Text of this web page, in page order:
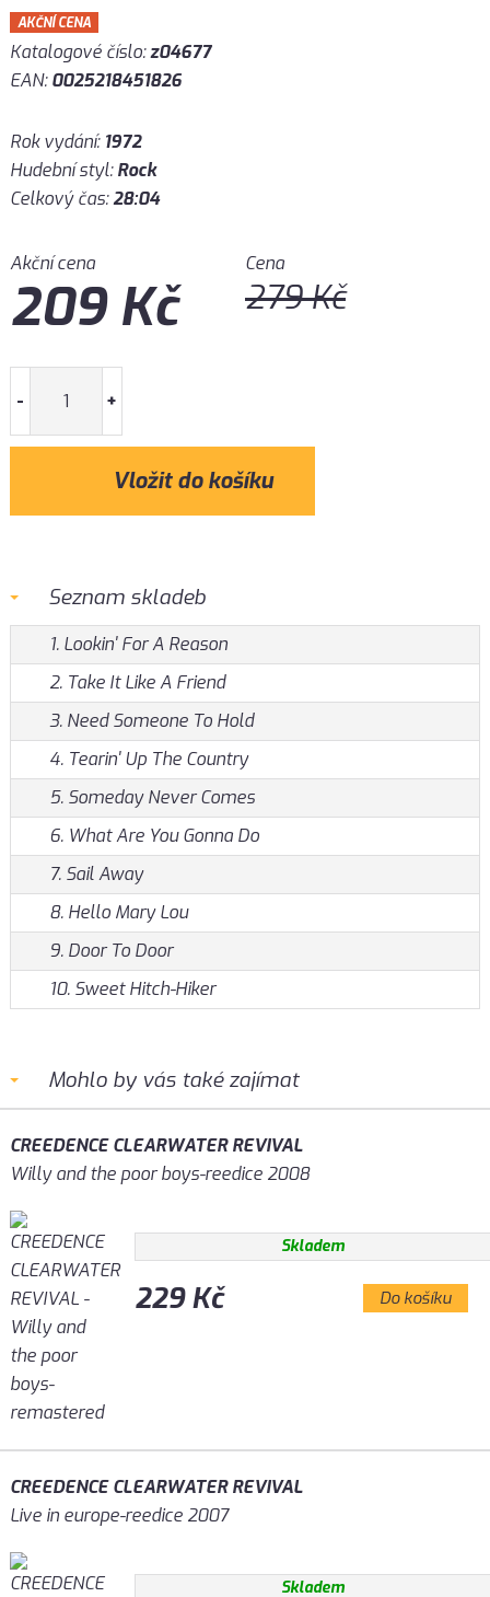
AKČNÍ CENA
Katalogové číslo:z04677
EAN:0025218451826
Rok vydání: 1972
Hudební styl:Rock
Celkový čas:28:04
Akční cena
209Kč
Cena
279Kč
- +
Seznam skladeb
1. Lookin' For A Reason
2. Take It Like A Friend
3. Need Someone To Hold
4. Tearin' Up The Country
5. Someday Never Comes
6. What Are You Gonna Do
7. Sail Away
8. Hello Mary Lou
9. Door To Door
10. Sweet Hitch-Hiker
Mohlo by vás také zajímat
CREEDENCE CLEARWATER REVIVAL
Willy and the poor boys-reedice 2008
Skladem
229 Kč Do košíku
CREEDENCE CLEARWATER REVIVAL
Live in europe-reedice 2007
Skladem